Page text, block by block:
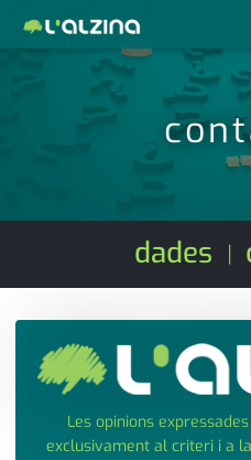
últimes
dades |
Les opinions
exclusivament al criteri i a